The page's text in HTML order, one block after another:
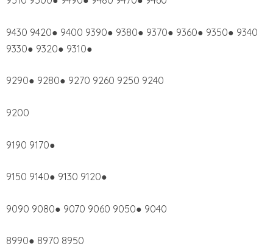
9430 9420● 9400 9390● 9380● 9370● 9360● 9350● 9340
9330● 9320● 9310●
9290● 9280● 9270 9260 9250 9240
9200
9190 9170●
9150 9140● 9130 9120●
9090 9080● 9070 9060 9050● 9040
8990● 8970 8950